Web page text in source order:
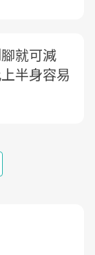
就可減
半身容易